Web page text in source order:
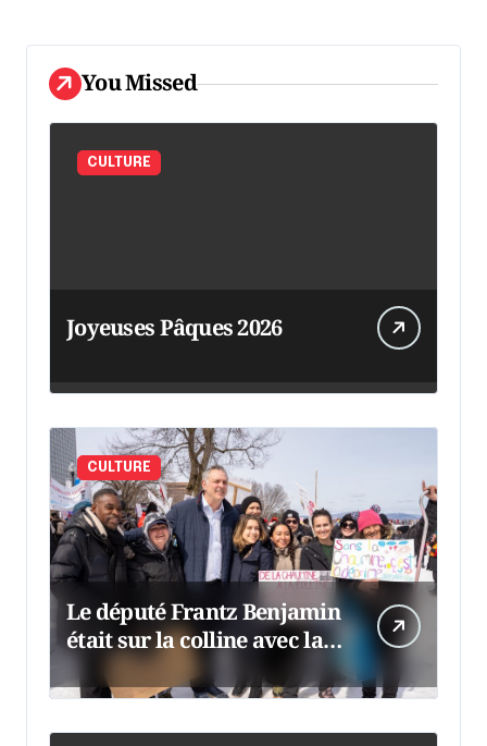
You Missed
CULTURE
Joyeuses Pâques 2026
CULTURE
Le député Frantz Benjamin
était sur la colline avec la
chaumine